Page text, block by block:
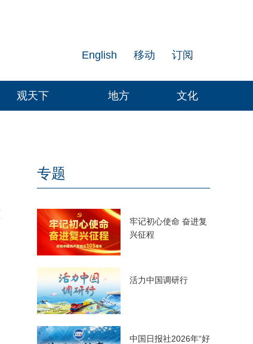
订阅
移动
English
观天下 地方 文化
专题
牢记初心使命 奋进复
兴征程
活力中国调研行
中国日报社2026年“好